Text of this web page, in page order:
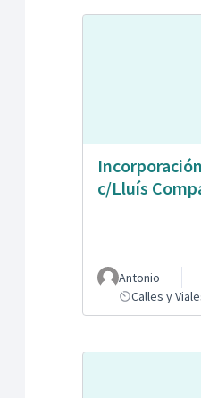
c/Lluís
Antonio
Calles y